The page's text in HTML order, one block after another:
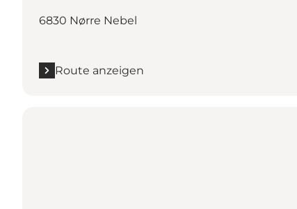
6830 Nørre Nebel
Route anzeigen